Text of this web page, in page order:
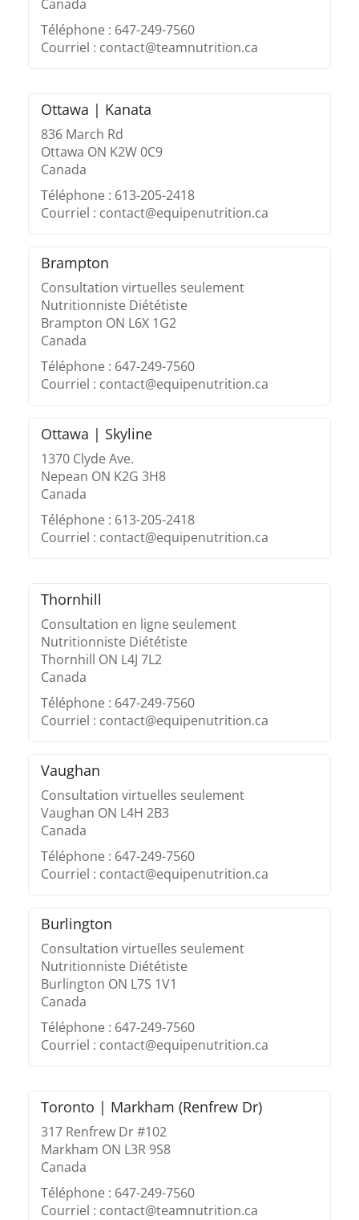
Canada
Téléphone : 647-249-7560
Courriel : contact@teamnutrition.ca
Ottawa | Kanata
836 March Rd
Ottawa ON K2W 0C9
Canada
Téléphone : 613-205-2418
Courriel : contact@equipenutrition.ca
Brampton
Consultation virtuelles seulement
Nutritionniste Diététiste
Brampton ON L6X 1G2
Canada
Téléphone : 647-249-7560
Courriel : contact@equipenutrition.ca
Ottawa | Skyline
1370 Clyde Ave.
Nepean ON K2G 3H8
Canada
Téléphone : 613-205-2418
Courriel : contact@equipenutrition.ca
Thornhill
Consultation en ligne seulement
Nutritionniste Diététiste
Thornhill ON L4J 7L2
Canada
Téléphone : 647-249-7560
Courriel : contact@equipenutrition.ca
Vaughan
Consultation virtuelles seulement
Vaughan ON L4H 2B3
Canada
Téléphone : 647-249-7560
Courriel : contact@equipenutrition.ca
Burlington
Consultation virtuelles seulement
Nutritionniste Diététiste
Burlington ON L7S 1V1
Canada
Téléphone : 647-249-7560
Courriel : contact@equipenutrition.ca
Toronto | Markham (Renfrew Dr)
317 Renfrew Dr #102
Markham ON L3R 9S8
Canada
Téléphone : 647-249-7560
Courriel : contact@teamnutrition.ca